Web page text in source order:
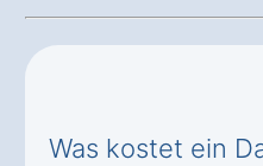
Was kostet ein